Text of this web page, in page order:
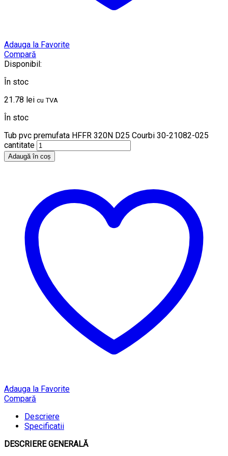
Adauga la Favorite
Compară
Disponibil:
În stoc
21.78 lei cu TVA
În stoc
Tub pvc premufata HFFR 320N D25 Courbi 30-21082-025
cantitate
Adaugă în coș
Adauga la Favorite
Compară
Descriere
Specificatii
DESCRIERE GENERALĂ